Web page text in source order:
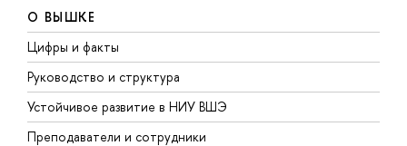
О ВЫШКЕ
Цифры и факты
Руководство и структура
Устойчивое развитие в НИУ ВШЭ
Преподаватели и сотрудники